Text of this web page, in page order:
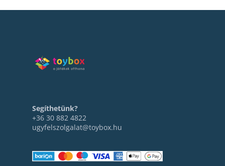
Segíthetünk?
+36 30 882 4822
ugyfelszolgalat@toybox.hu